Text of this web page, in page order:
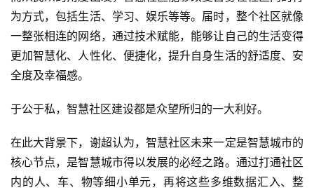
为方式，包括生活、学习、娱乐等等。届时，整个社区就像
一整张相连的网络，通过技术赋能，能够让自己的生活变得
更加智慧化、人性化、便捷化，提升自身生活的舒适度、安
全度及幸福感。
于公于私，智慧社区建设都是众望所归的一大利好。
在此大背景下，谢超认为，智慧社区未来一定是智慧城市的
核心节点，是智慧城市得以发展的必经之路。通过打通社区
内的人、车、物等细小单元，再将这些多维数据汇入、整